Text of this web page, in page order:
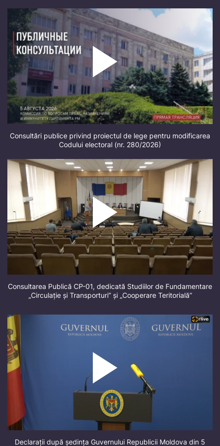
Consultări publice privind proiectul de lege pentru modificarea
Codului electoral (nr. 280/2026)
Consultarea Publică CP-01, dedicată Studiilor de Fundamentare
„Circulație și Transporturi” și „Cooperare Teritorială”
Declarații după ședința Guvernului Republicii Moldova din 5